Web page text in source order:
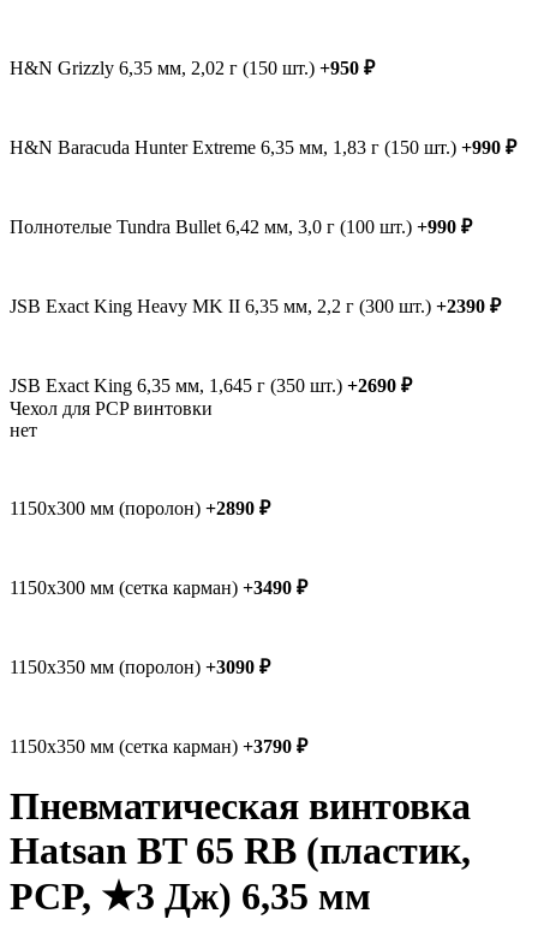
H&N Grizzly 6,35 мм, 2,02 г (150 шт.) +950 ₽
H&N Baracuda Hunter Extreme 6,35 мм, 1,83 г (150 шт.) +990 ₽
Полнотелые Tundra Bullet 6,42 мм, 3,0 г (100 шт.) +990 ₽
JSB Exact King Heavy MK II 6,35 мм, 2,2 г (300 шт.) +2390 ₽
JSB Exact King 6,35 мм, 1,645 г (350 шт.) +2690 ₽
Чехол для PCP винтовки
нет
1150x300 мм (поролон) +2890 ₽
1150x300 мм (сетка карман) +3490 ₽
1150x350 мм (поролон) +3090 ₽
1150x350 мм (сетка карман) +3790 ₽
Пневматическая винтовка
Hatsan BT 65 RB (пластик,
PCP, ★3 Дж) 6,35 мм